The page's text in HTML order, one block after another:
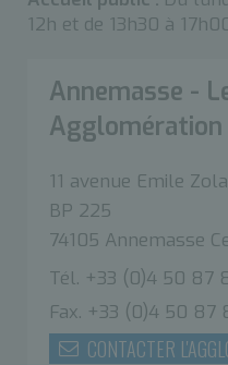
12h et de 13h30 à
Annemasse -
Agglomération
11 avenue Emile Zola
BP 225
74105 Annemasse
Tél. +33 (0)4 50 87
Fax. +33 (0)4 50 87
CONTACTER